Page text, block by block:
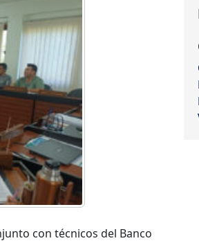
con técnicos del Banco